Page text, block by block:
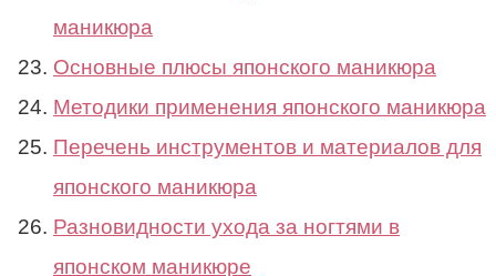
маникюра
Основные плюсы японского маникюра
Методики применения японского маникюра
Перечень инструментов и материалов для
японского маникюра
Разновидности ухода за ногтями в
японском маникюре